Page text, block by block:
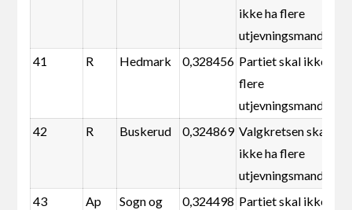
ikke ha flere
utjevningsmandater
41
R Hedmark 0,328456 Partiet skal ikke ha
flere
utjevningsmandater
42
R Buskerud 0,324869 Valgkretsen skal
ikke ha flere
utjevningsmandater
43
Ap
Sogn og
0,324498 Partiet skal ikke ha